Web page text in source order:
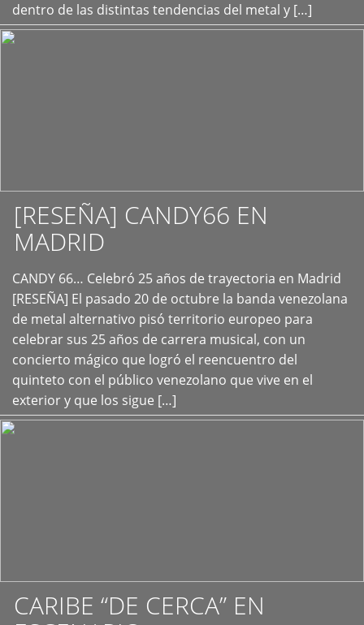
dentro de las distintas tendencias del metal y […]
[RESEÑA] CANDY66 EN
MADRID
CANDY 66… Celebró 25 años de trayectoria en Madrid
[RESEÑA] El pasado 20 de octubre la banda venezolana
de metal alternativo pisó territorio europeo para
celebrar sus 25 años de carrera musical, con un
concierto mágico que logró el reencuentro del
quinteto con el público venezolano que vive en el
exterior y que los sigue […]
+
CARIBE “DE CERCA” EN